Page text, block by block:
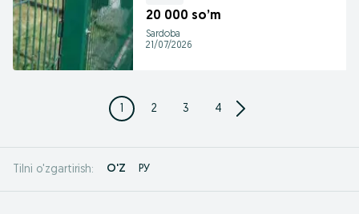
20 000 so’m
Sardoba
21/07/2026
1 2 3 4
Tilni o'zgartirish: O'Z РУ